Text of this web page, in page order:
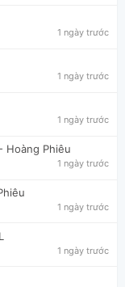
1 ngày trước
1 ngày trước
1 ngày trước
- Hoàng Phiêu
1 ngày trước
1 ngày trước
1 ngày trước